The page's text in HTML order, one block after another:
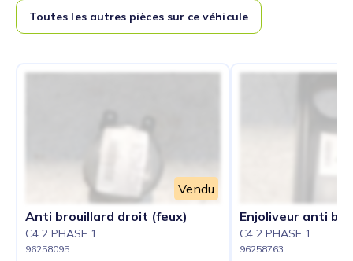
Toutes les autres pièces sur ce véhicule
Vendu
Anti brouillard droit (feux)
C4 2 PHASE 1
96258095
Enjoliveur anti
C4 2 PHASE 1
96258763